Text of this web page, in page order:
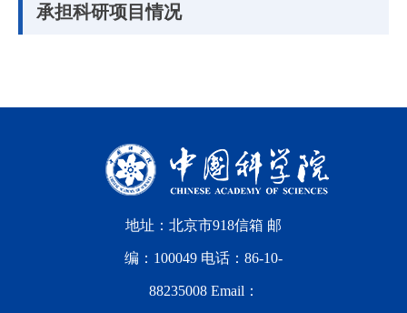
承担科研项目情况
地址：北京市918信箱 邮
编：100049 电话：86-10-
88235008 Email：